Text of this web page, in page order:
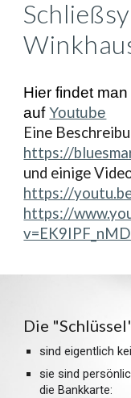
Hier findet man
aufYoutube
Eine
https://
und einige
https://
https://
Die
sind eigentlich
sie sind
die Bankkarte: